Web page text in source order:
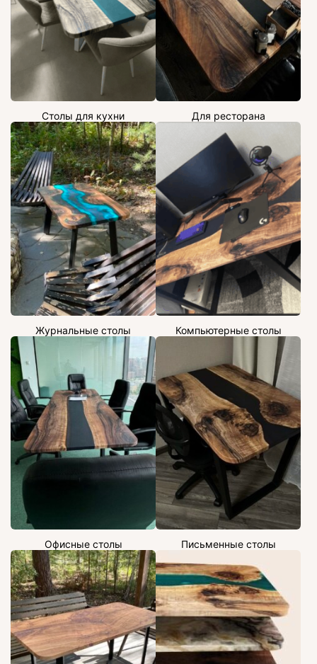
Столы для кухни Для ресторана
Журнальные столы Компьютерные столы
Офисные столы Письменные столы